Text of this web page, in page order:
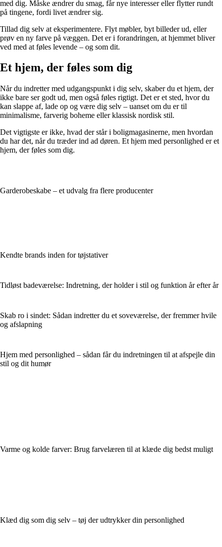
med dig. Måske ændrer du smag, får nye interesser eller flytter rundt
på tingene, fordi livet ændrer sig.
Tillad dig selv at eksperimentere. Flyt møbler, byt billeder ud, eller
prøv en ny farve på væggen. Det er i forandringen, at hjemmet bliver
ved med at føles levende – og som dit.
Et hjem, der føles som dig
Når du indretter med udgangspunkt i dig selv, skaber du et hjem, der
ikke bare ser godt ud, men også føles rigtigt. Det er et sted, hvor du
kan slappe af, lade op og være dig selv – uanset om du er til
minimalisme, farverig boheme eller klassisk nordisk stil.
Det vigtigste er ikke, hvad der står i boligmagasinerne, men hvordan
du har det, når du træder ind ad døren. Et hjem med personlighed er et
hjem, der føles som dig.
Garderobeskabe – et udvalg fra flere producenter
Kendte brands inden for tøjstativer
Tidløst badeværelse: Indretning, der holder i stil og funktion år efter år
Skab ro i sindet: Sådan indretter du et soveværelse, der fremmer hvile
og afslapning
Hjem med personlighed – sådan får du indretningen til at afspejle din
stil og dit humør
Varme og kolde farver: Brug farvelæren til at klæde dig bedst muligt
Klæd dig som dig selv – tøj der udtrykker din personlighed